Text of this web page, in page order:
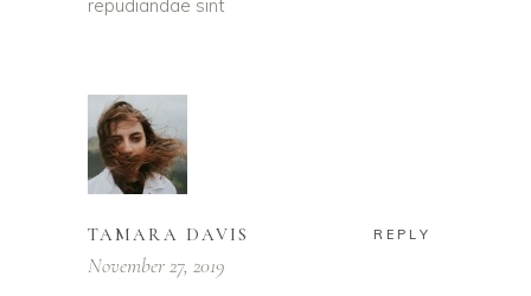
repudiandae sint
TAMARA DAVIS REPLY
November 27, 2019